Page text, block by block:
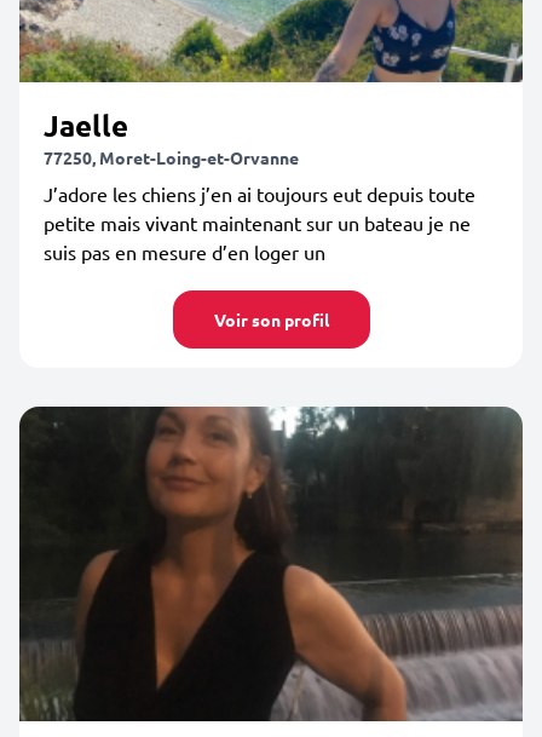
Jaelle
77250, Moret-Loing-et-Orvanne
J’adore les chiens j’en ai toujours eut depuis toute
petite mais vivant maintenant sur un bateau je ne
suis pas en mesure d’en loger un
Voir son profil